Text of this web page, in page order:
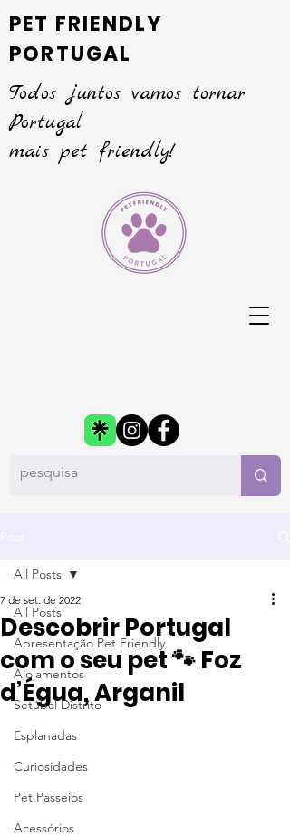
PET FRIENDLY
PORTUGAL
Todos juntos vamos tornar
Portugal
mais pet friendly!
All Posts
Apresentação Pet Friendly
Alojamentos
Setúbal Distrito
Esplanadas
Curiosidades
Pet Passeios
Acessórios
All Posts
Descobrir Portugal
com o seu pet 🐾 Foz
d’Égua, Arganil
7 de set. de 2022